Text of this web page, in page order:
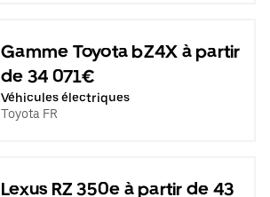
Gamme Toyota bZ4X à partir
de 34 071€
Véhicules électriques
Toyota FR
Lexus RZ 350e à partir de 43